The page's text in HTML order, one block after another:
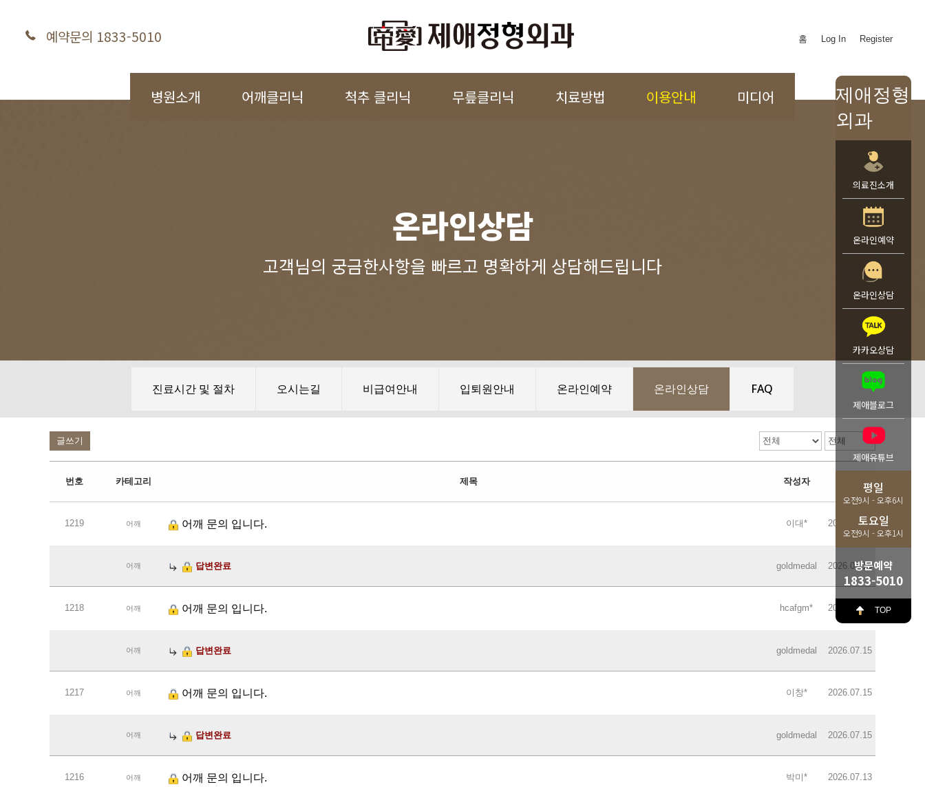
예약문의 1833-5010 홈 Log In Register
병원소개 어깨클리닉 척추 클리닉 무릎클리닉 치료방법 이용안내 미디어
온라인상담
고객님의 궁금한사항을 빠르고 명확하게 상담해드립니다
진료시간 및 절차 오시는길 비급여안내 입퇴원안내 온라인예약 온라인상담 FAQ
글쓰기
번호 카테고리 제목 작성자
1219 어깨 어깨 문의 입니다. 이대* 2026.07.15
어깨 답변완료 goldmedal 2026.07.16
1218 어깨 어깨 문의 입니다. hcafgm* 2026.07.15
어깨 답변완료 goldmedal 2026.07.15
1217 어깨 어깨 문의 입니다. 이창* 2026.07.15
어깨 답변완료 goldmedal 2026.07.15
1216 어깨 어깨 문의 입니다. 박미* 2026.07.13
제애정형
외과
의료진소개
온라인예약
온라인상담
카카오상담
제애블로그
제애유튜브
평일
오전9시 - 오후6시
토요일
오전9시 - 오후1시
방문예약
1833-5010
TOP